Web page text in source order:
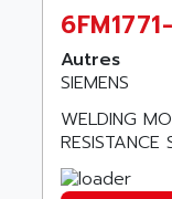
UD7000
PMC1000
FLEX DRIVE
CEPR
ACS550
ARIC
ARICO
ARIES
ARINC
ARIS
ARIS
Autres
SIEMENS
WELDING
RESISTANCE